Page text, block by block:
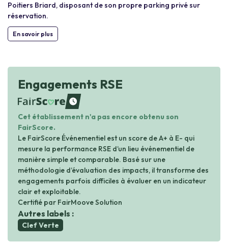
Poitiers Briard, disposant de son propre parking privé sur
réservation.
En savoir plus
Engagements RSE
waiting
Cet établissement n'a pas encore obtenu son
FairScore.
Le FairScore Événementiel est un score de A+ à E- qui
mesure la performance RSE d’un lieu événementiel de
manière simple et comparable. Basé sur une
méthodologie d’évaluation des impacts, il transforme des
engagements parfois difficiles à évaluer en un indicateur
clair et exploitable.
Certifié par FairMoove Solution
Autres labels :
Clef Verte